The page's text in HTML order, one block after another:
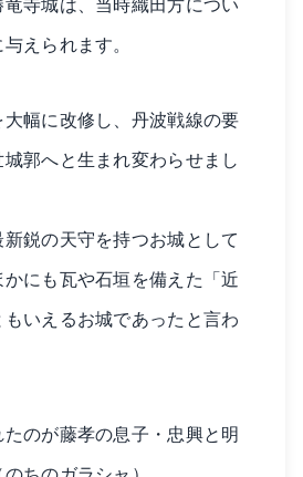
寺城は、当時織田方につい
えられます。
幅に改修し、丹波戦線の要
郭へと生まれ変わらせまし
鋭の天守を持つお城として
にも瓦や石垣を備えた「近
いえるお城であったと言わ
のが藤孝の息子・忠興と明